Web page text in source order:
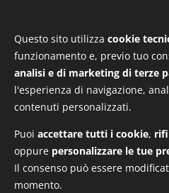
Hai bisogno
contatto
Questo sito utilizza cookie
funzionamento e, previo tuo
analisi e di marketing di terze
l'esperienza di navigazione,
contenuti personalizzati.
Puoi accettare tutti i cookie,
oppure personalizzare le tue
Il consenso può essere
momento.